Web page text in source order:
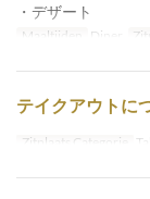
・デザート
Maaltijden Diner
テイクアウトに
Zitplaats Categorie